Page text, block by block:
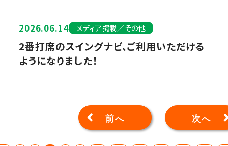
2026.06.14 メディア掲載／その他
2番打席のスイングナビ、ご利用いただける
ようになりました！
前へ 次へ